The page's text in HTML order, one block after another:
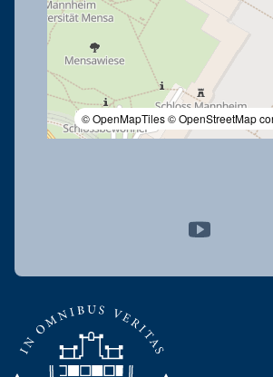
© OpenMapTiles© OpenStreetMap